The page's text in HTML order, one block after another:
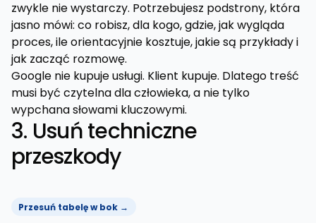
zwykle nie wystarczy. Potrzebujesz podstrony, która
jasno mówi: co robisz, dla kogo, gdzie, jak wygląda
proces, ile orientacyjnie kosztuje, jakie są przykłady i
jak zacząć rozmowę.
Google nie kupuje usługi. Klient kupuje. Dlatego treść
musi być czytelna dla człowieka, a nie tylko
wypchana słowami kluczowymi.
3. Usuń techniczne
przeszkody
Przesuń tabelę w bok →